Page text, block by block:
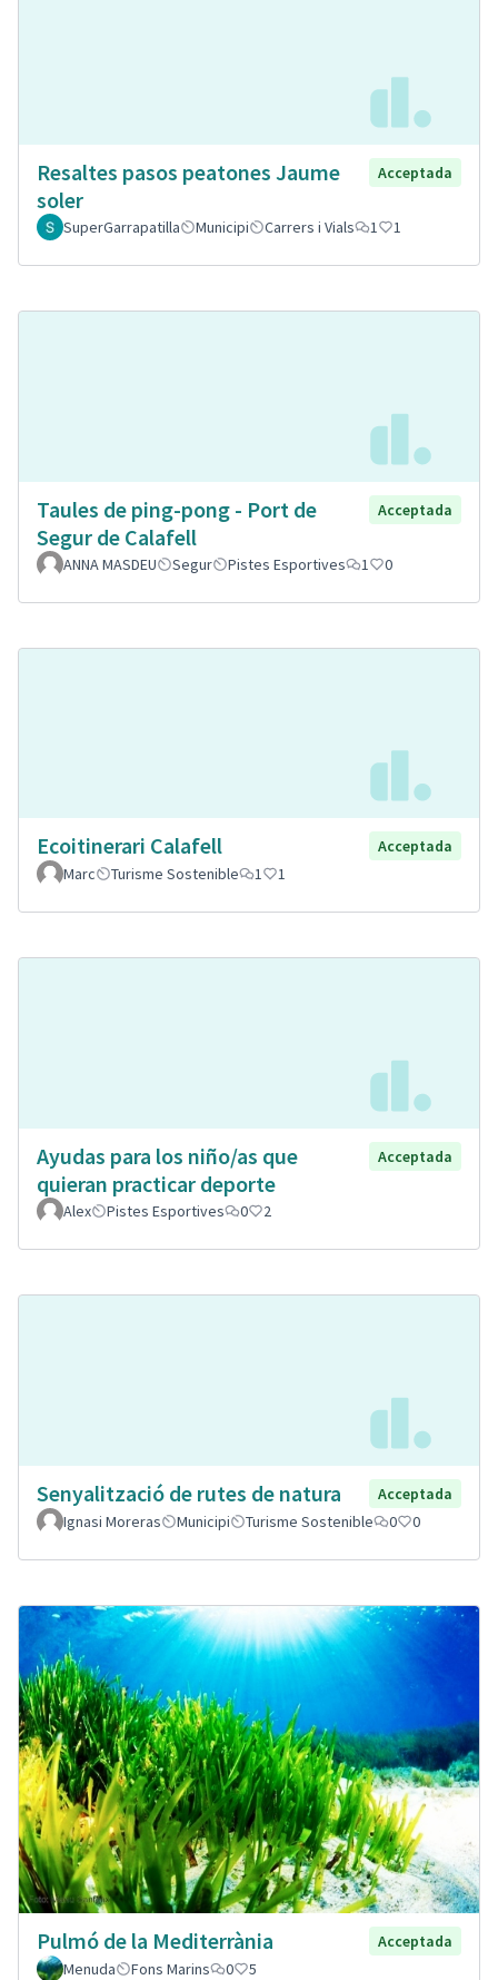
Resaltes pasos peatones Jaume
soler
Acceptada
SuperGarrapatilla Municipi Carrers i Vials 1 1
Taules de ping-pong - Port de
Segur de Calafell
Acceptada
ANNA MASDEU Segur Pistes Esportives 1 0
Ecoitinerari Calafell
Acceptada
Marc
Turisme Sostenible 1 1
Ayudas para los niño/as que
quieran practicar deporte
Acceptada
Alex Pistes Esportives 0 2
Senyalització de rutes de natura
Acceptada
Ignasi Moreras
Municipi Turisme Sostenible 0 0
Pulmó de la Mediterrània
Acceptada
Menuda
Fons Marins 0 5